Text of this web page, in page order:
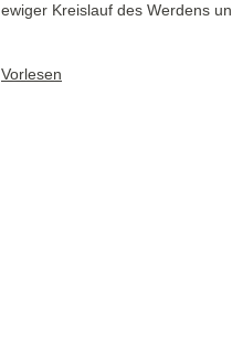
ewiger Kreislauf des Werdens
Vorlesen